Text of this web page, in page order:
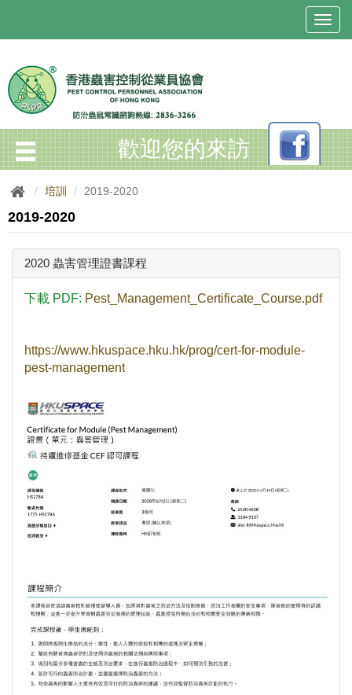
T
o
a
v
i
歡迎您的來訪
培訓 2019-2020
2019-2020
2020 蟲害管理證書課程
下載 PDF: Pest_Management_Certificate_Course.pdf
https://www.hkuspace.hku.hk/prog/cert-for-module-
pest-management